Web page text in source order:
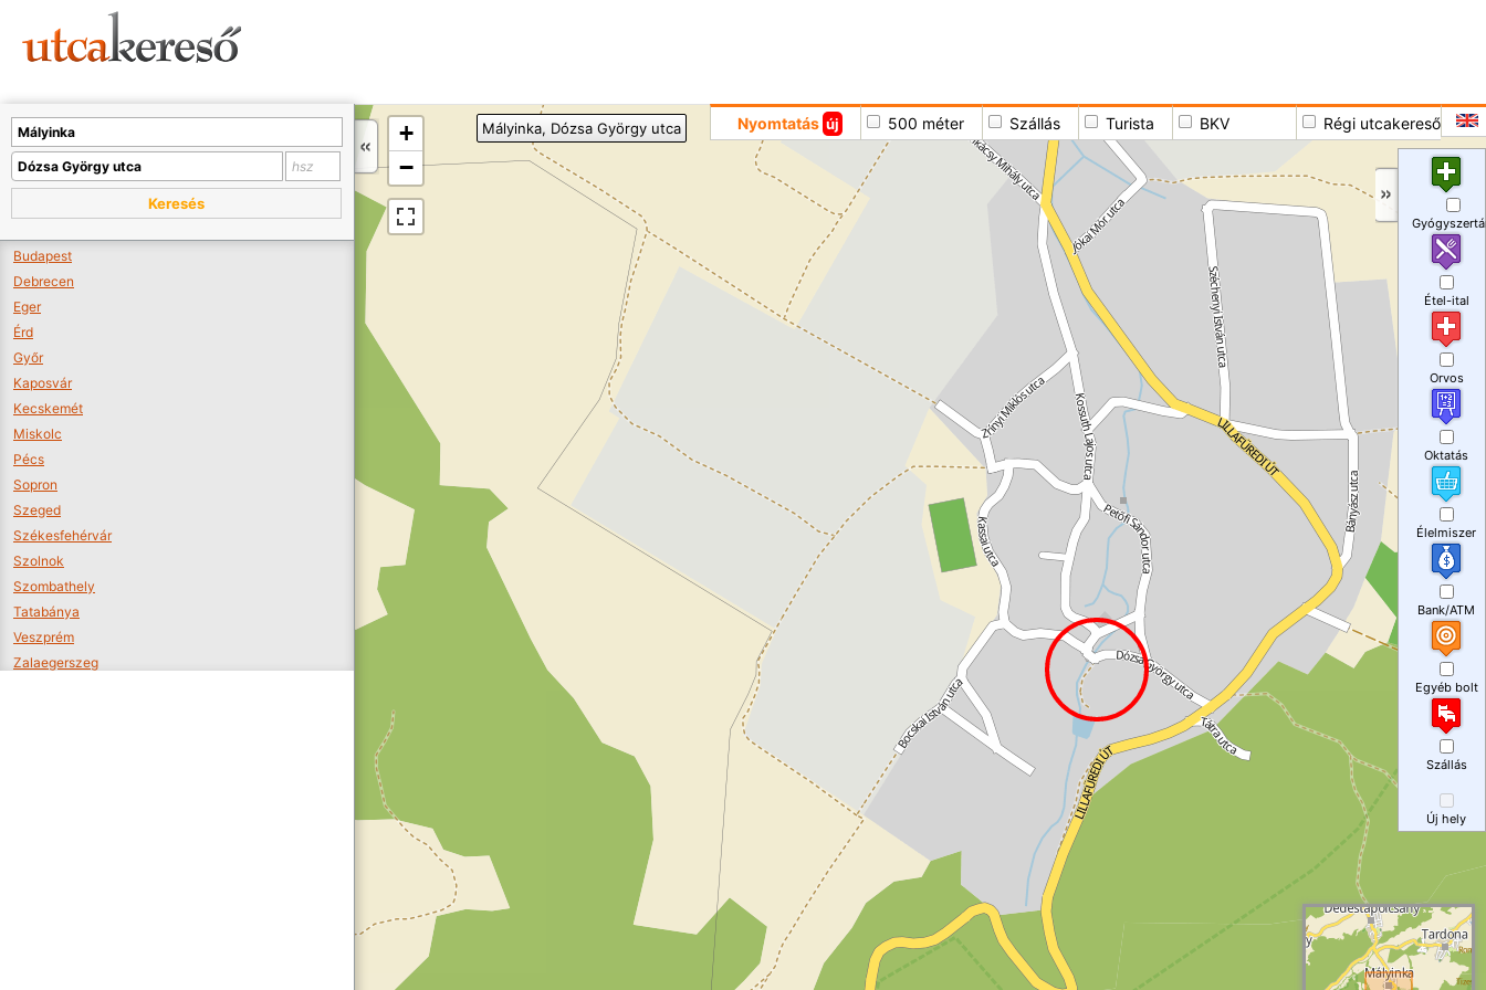
+
−
Nyomtatás új 500 méter Szállás Turista BKV Régi utcakereső
Mályinka, Dózsa György utca
Keresés
Budapest
Debrecen
Eger
Érd
Győr
Kaposvár
Kecskemét
Miskolc
Pécs
Sopron
Szeged
Székesfehérvár
Szolnok
Szombathely
Tatabánya
Veszprém
Zalaegerszeg
Étel-ital
Orvos
Oktatás
Élelmiszer
Bank/ATM
Egyéb bolt
Szállás
Új hely
A térképet kicsinyíteni kell, hogy látszódjanak a boltok.
Boltok látszódjanak >>